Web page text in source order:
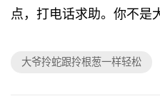
点，打电话求助。你不是
大爷拎蛇跟拎根葱一样轻松